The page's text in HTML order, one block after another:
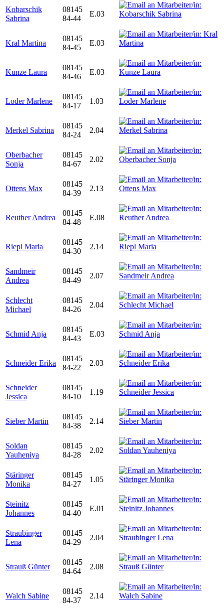
Kobarschik
Sabrina
08145
84-44
E.03
Kral Martina
08145
84-45
E.03
Kunze Laura
08145
84-46
E.03
Loder Marlene
08145
84-17
1.03
Merkel Sabrina
08145
84-24
2.04
Oberbacher
Sonja
08145
84-67
2.02
Ottens Max
08145
84-39
2.13
Reuther Andrea
08145
84-48
E.08
Riepl Maria
08145
84-30
2.14
Sandmeir
Andrea
08145
84-49
2.07
Schlecht
Michael
08145
84-26
2.04
Schmid Anja
08145
84-43
E.03
Schneider Erika
08145
84-22
2.03
Schneider
Jessica
08145
84-10
1.19
Sieber Martin
08145
84-38
2.14
Soldan
Yauheniya
08145
84-28
2.02
Stäringer
Monika
08145
84-27
1.05
Steinitz
Johannes
08145
84-40
E.01
Straubinger
Lena
08145
84-29
2.04
Strauß Günter
08145
84-64
2.08
Walch Sabine
08145
84-37
2.14